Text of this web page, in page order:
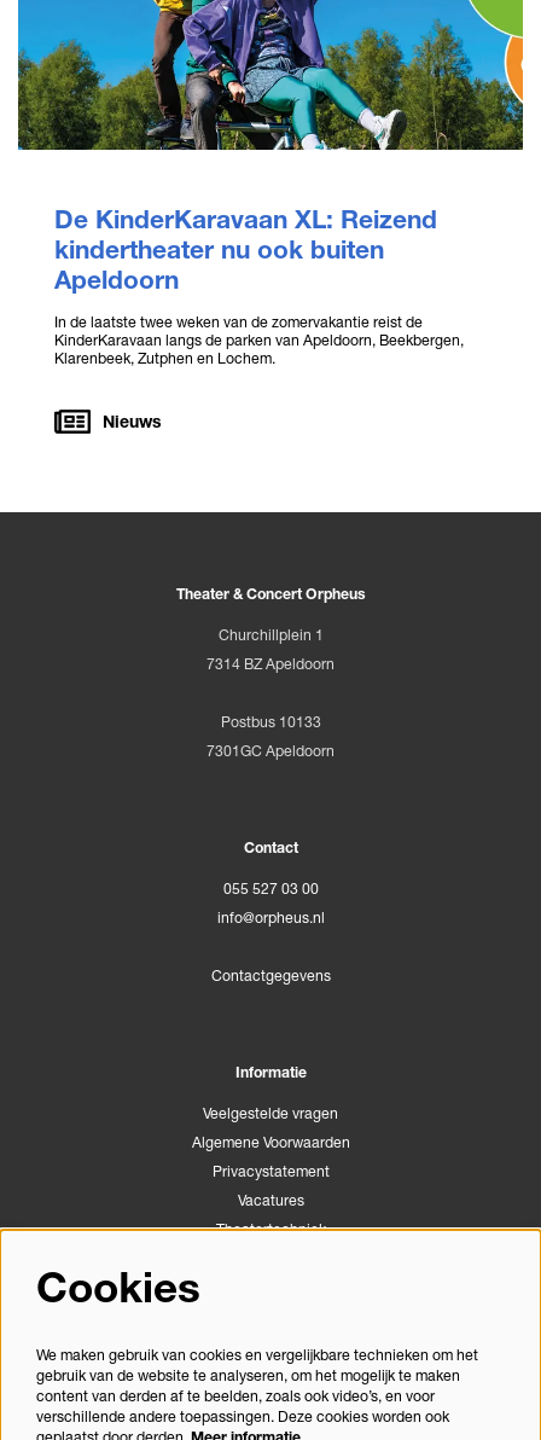
De KinderKaravaan XL: Reizend
kindertheater nu ook buiten
Apeldoorn
In de laatste twee weken van de zomervakantie reist de
KinderKaravaan langs de parken van Apeldoorn, Beekbergen,
Klarenbeek, Zutphen en Lochem.
Nieuws
Theater & Concert Orpheus
Churchillplein 1
7314 BZ Apeldoorn
Postbus 10133
7301GC Apeldoorn
Contact
055 527 03 00
info@orpheus.nl
Contactgegevens
Informatie
Veelgestelde vragen
Algemene Voorwaarden
Privacystatement
Vacatures
Theatertechniek
Congrescentrum Orpheus
Volg ons
Cookies
We maken gebruik van cookies en vergelijkbare technieken om het
gebruik van de website te analyseren, om het mogelijk te maken
content van derden af te beelden, zoals ook video’s, en voor
verschillende andere toepassingen. Deze cookies worden ook